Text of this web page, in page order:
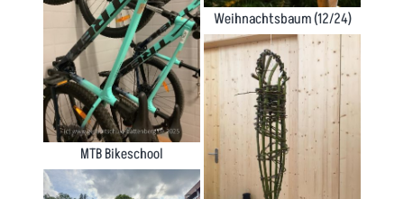
Weihnachtsbaum (12/24)
MTB Bikeschool